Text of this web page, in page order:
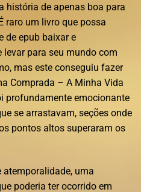
história de apenas boa para
raro um livro que possa
de epub baixar e
levar para seu mundo com
mas este conseguiu fazer
Comprada – A Minha Vida
profundamente emocionante
se arrastavam, seções onde
pontos altos superaram os
uma
poderia ter ocorrido em